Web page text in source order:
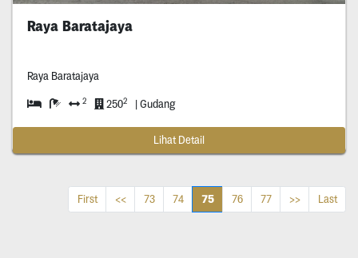
Raya Baratajaya
Raya Baratajaya
2 2502 | Gudang
Lihat Detail
First << 73 74 75 76 77 >> Last